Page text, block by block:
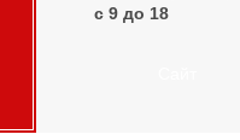
с 9 до 18